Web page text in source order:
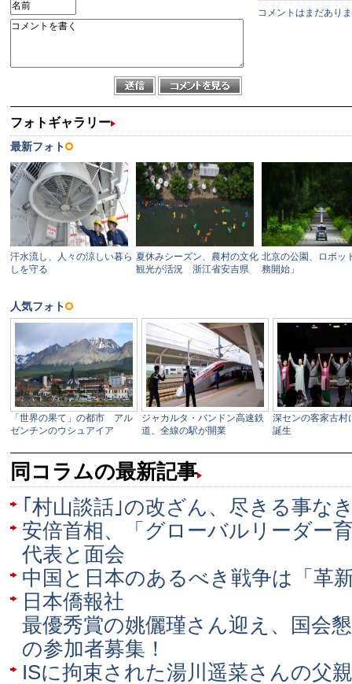
コメントはまだあり
同コラムの最新記事
｢村山談話｣の改ざん、尽きる事な
安倍首相、「グローバルリーダー
代表と面会
中国と日本のあるべき戦争は「革
日本僑報社
最優秀賞の姚儷瑾さん迎え、国会
の参加者募集！
ISに拘束された湯川遥菜さんの父